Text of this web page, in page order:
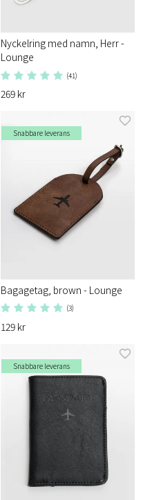
Nyckelring med namn, Herr -
Lounge
(41)
269 kr
Snabbare leverans
Bagagetag, brown - Lounge
(3)
129 kr
Snabbare leverans